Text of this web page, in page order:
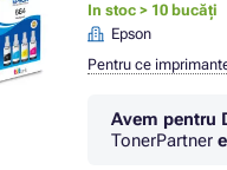
In stoc > 10 bucăți
Epson
Pentru ce
Avem pentru
TonerPartner